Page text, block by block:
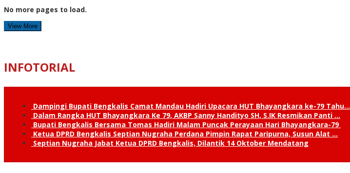
No more pages to load.
View More
INFOTORIAL
Dampingi Bupati Bengkalis Camat Mandau Hadiri Upacara HUT Bhayangkara ke-79 Tahu…
Dalam Rangka HUT Bhayangkara Ke 79, AKBP Sanny Handityo SH, S.IK Resmikan Panti …
Bupati Bengkalis Bersama Tomas Hadiri Malam Puncak Perayaan Hari Bhayangkara-79
Ketua DPRD Bengkalis Septian Nugraha Perdana Pimpin Rapat Paripurna, Susun Alat …
Septian Nugraha Jabat Ketua DPRD Bengkalis, Dilantik 14 Oktober Mendatang